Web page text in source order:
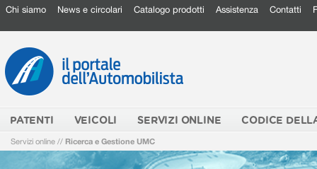
Chi siamo News e circolari Catalogo prodotti Assistenza Contatti
PATENTI VEICOLI SERVIZI ONLINE CODICE
Servizi online // Ricerca e Gestione UMC